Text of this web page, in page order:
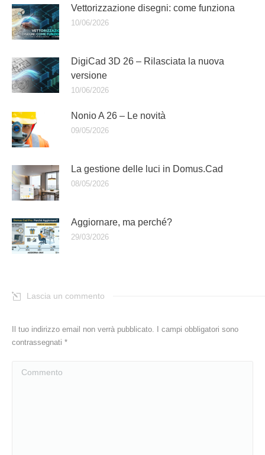
Vettorizzazione disegni: come funziona
10/06/2026
DigiCad 3D 26 – Rilasciata la nuova
versione
10/06/2026
Nonio A 26 – Le novità
09/05/2026
La gestione delle luci in Domus.Cad
08/05/2026
Aggiornare, ma perché?
29/03/2026
Lascia un commento
Il tuo indirizzo email non verrà pubblicato. I campi obbligatori sono
contrassegnati *